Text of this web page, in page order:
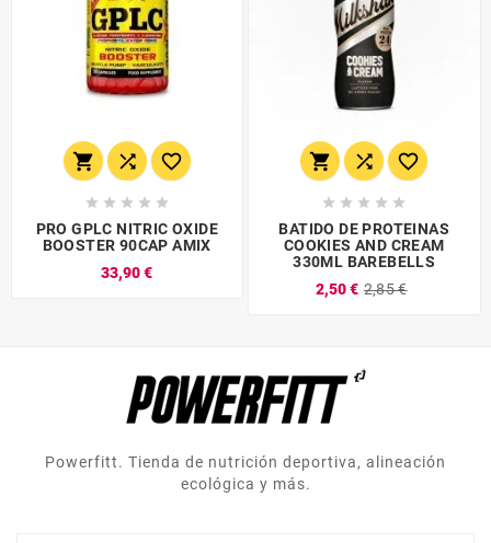
  
    
PRO GPLC NITRIC OXIDE
BOOSTER 90CAP AMIX
33,90 €
  
    
BATIDO DE PROTEINAS
COOKIES AND CREAM
330ML BAREBELLS
2,50 € 2,85 €
Powerfitt. Tienda de nutrición deportiva, alineación
ecológica y más.